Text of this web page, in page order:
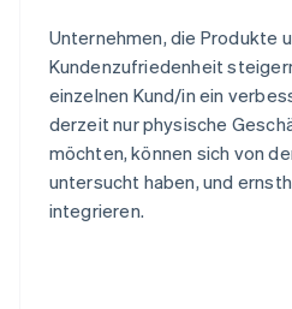
Unternehmen, die Produkte
Kundenzufriedenheit
einzelnen Kund/in ein
derzeit nur physische
möchten, können sich von
untersucht haben, und
integrieren.